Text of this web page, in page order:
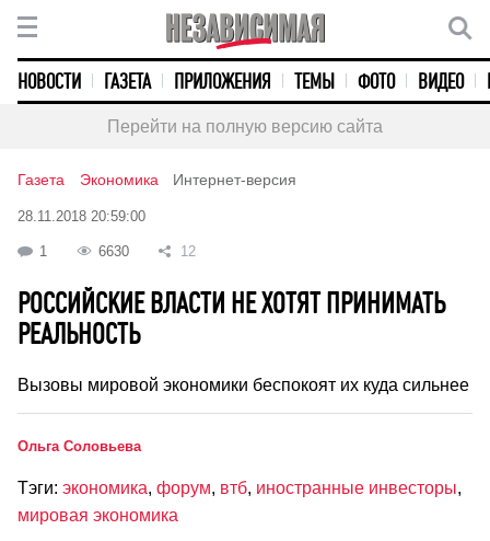
НОВОСТИ ГАЗЕТА ПРИЛОЖЕНИЯ ТЕМЫ ФОТО ВИДЕО
Перейти на полную версию сайта
Газета Экономика Интернет-версия
28.11.2018 20:59:00
1 6630 12
РОССИЙСКИЕ ВЛАСТИ НЕ ХОТЯТ ПРИНИМАТЬ
РЕАЛЬНОСТЬ
Вызовы мировой экономики беспокоят их куда сильнее
Ольга Соловьева
Тэги: экономика, форум, втб, иностранные инвесторы,
мировая экономика